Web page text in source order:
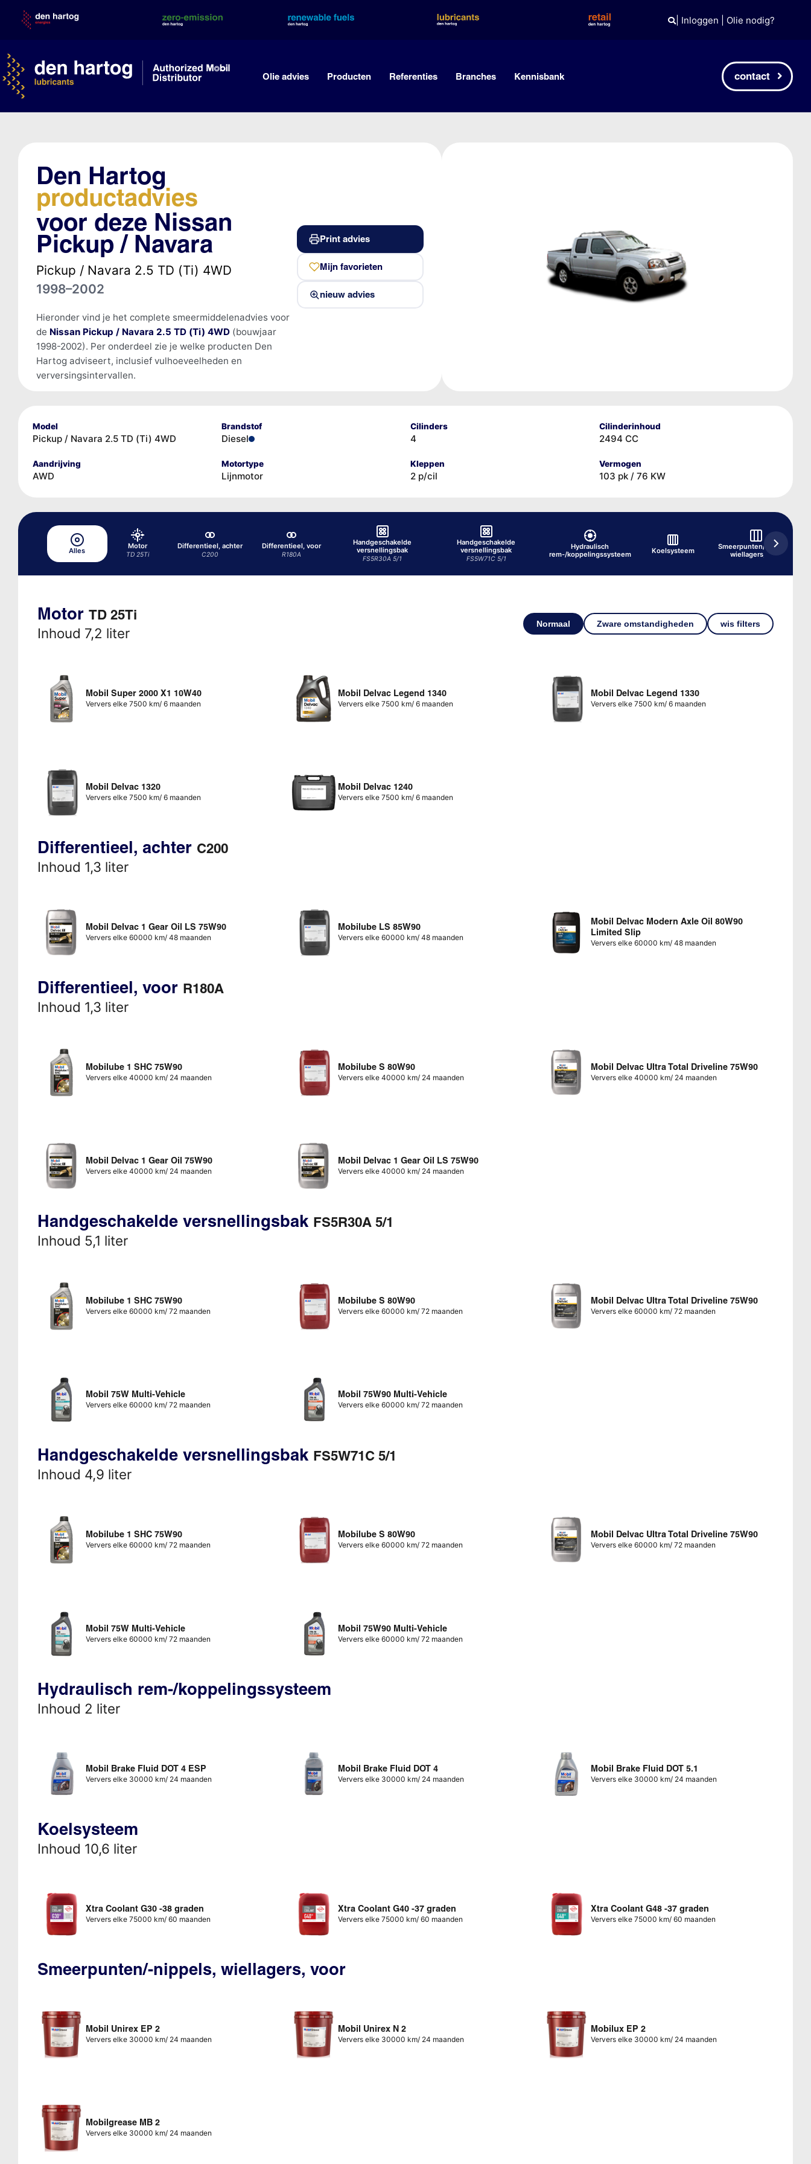
content
| Inloggen Olie nodig?
Olie advies Producten Referenties Branches Kennisbank contact
Den Hartog
productadvies
voor deze Nissan
Pickup / Navara
Pickup / Navara 2.5 TD (Ti) 4WD
1998–2002
Hieronder vind je het complete smeermiddelenadvies voor
de Nissan Pickup / Navara 2.5 TD (Ti) 4WD(bouwjaar
1998-2002). Per onderdeel zie je welke producten Den
Hartog adviseert, inclusief vulhoeveelheden en
verversingsintervallen.
Print advies
Mijn favorieten
nieuw advies
Model
Pickup / Navara 2.5 TD (Ti) 4WD
Brandstof
Diesel
Cilinders
4
Cilinderinhoud
2494 CC
Aandrijving
AWD
Motortype
Lijnmotor
Kleppen
2 p/cil
Vermogen
103 pk / 76 KW
Alles
Motor
TD 25Ti
Differentieel, achter
C200
Differentieel, voor
R180A
Handgeschakelde
versnellingsbak
FS5R30A 5/1
Handgeschakelde
versnellingsbak
FS5W71C 5/1
Hydraulisch
rem-/koppelingssysteem
Koelsysteem
Smeerpunten/-nippels,
wiellagers, voor
Motor TD 25Ti
Inhoud 7,2 liter
Normaal Zware omstandigheden wis filters
Mobil Super 2000 X1 10W40
Ververs elke 7500 km/ 6 maanden
Mobil Delvac Legend 1340
Ververs elke 7500 km/ 6 maanden
Mobil Delvac Legend 1330
Ververs elke 7500 km/ 6 maanden
Mobil Delvac 1320
Ververs elke 7500 km/ 6 maanden
Mobil Delvac 1240
Ververs elke 7500 km/ 6 maanden
Differentieel, achter C200
Inhoud 1,3 liter
Mobil Delvac 1 Gear Oil LS 75W90
Ververs elke 60000 km/ 48 maanden
Mobilube LS 85W90
Ververs elke 60000 km/ 48 maanden
Mobil Delvac Modern Axle Oil 80W90
Limited Slip
Ververs elke 60000 km/ 48 maanden
Differentieel, voor R180A
Inhoud 1,3 liter
Mobilube 1 SHC 75W90
Ververs elke 40000 km/ 24 maanden
Mobilube S 80W90
Ververs elke 40000 km/ 24 maanden
Mobil Delvac Ultra Total Driveline 75W90
Ververs elke 40000 km/ 24 maanden
Mobil Delvac 1 Gear Oil 75W90
Ververs elke 40000 km/ 24 maanden
Mobil Delvac 1 Gear Oil LS 75W90
Ververs elke 40000 km/ 24 maanden
Handgeschakelde versnellingsbak FS5R30A 5/1
Inhoud 5,1 liter
Mobilube 1 SHC 75W90
Ververs elke 60000 km/ 72 maanden
Mobilube S 80W90
Ververs elke 60000 km/ 72 maanden
Mobil Delvac Ultra Total Driveline 75W90
Ververs elke 60000 km/ 72 maanden
Mobil 75W Multi-Vehicle
Ververs elke 60000 km/ 72 maanden
Mobil 75W90 Multi-Vehicle
Ververs elke 60000 km/ 72 maanden
Handgeschakelde versnellingsbak FS5W71C 5/1
Inhoud 4,9 liter
Mobilube 1 SHC 75W90
Ververs elke 60000 km/ 72 maanden
Mobilube S 80W90
Ververs elke 60000 km/ 72 maanden
Mobil Delvac Ultra Total Driveline 75W90
Ververs elke 60000 km/ 72 maanden
Mobil 75W Multi-Vehicle
Ververs elke 60000 km/ 72 maanden
Mobil 75W90 Multi-Vehicle
Ververs elke 60000 km/ 72 maanden
Hydraulisch rem-/koppelingssysteem
Inhoud 2 liter
Mobil Brake Fluid DOT 4 ESP
Ververs elke 30000 km/ 24 maanden
Mobil Brake Fluid DOT 4
Ververs elke 30000 km/ 24 maanden
Mobil Brake Fluid DOT 5.1
Ververs elke 30000 km/ 24 maanden
Koelsysteem
Inhoud 10,6 liter
Xtra Coolant G30 -38 graden
Ververs elke 75000 km/ 60 maanden
Xtra Coolant G40 -37 graden
Ververs elke 75000 km/ 60 maanden
Xtra Coolant G48 -37 graden
Ververs elke 75000 km/ 60 maanden
Smeerpunten/-nippels, wiellagers, voor
Mobil Unirex EP 2
Ververs elke 30000 km/ 24 maanden
Mobil Unirex N 2
Ververs elke 30000 km/ 24 maanden
Mobilux EP 2
Ververs elke 30000 km/ 24 maanden
Mobilgrease MB 2
Ververs elke 30000 km/ 24 maanden